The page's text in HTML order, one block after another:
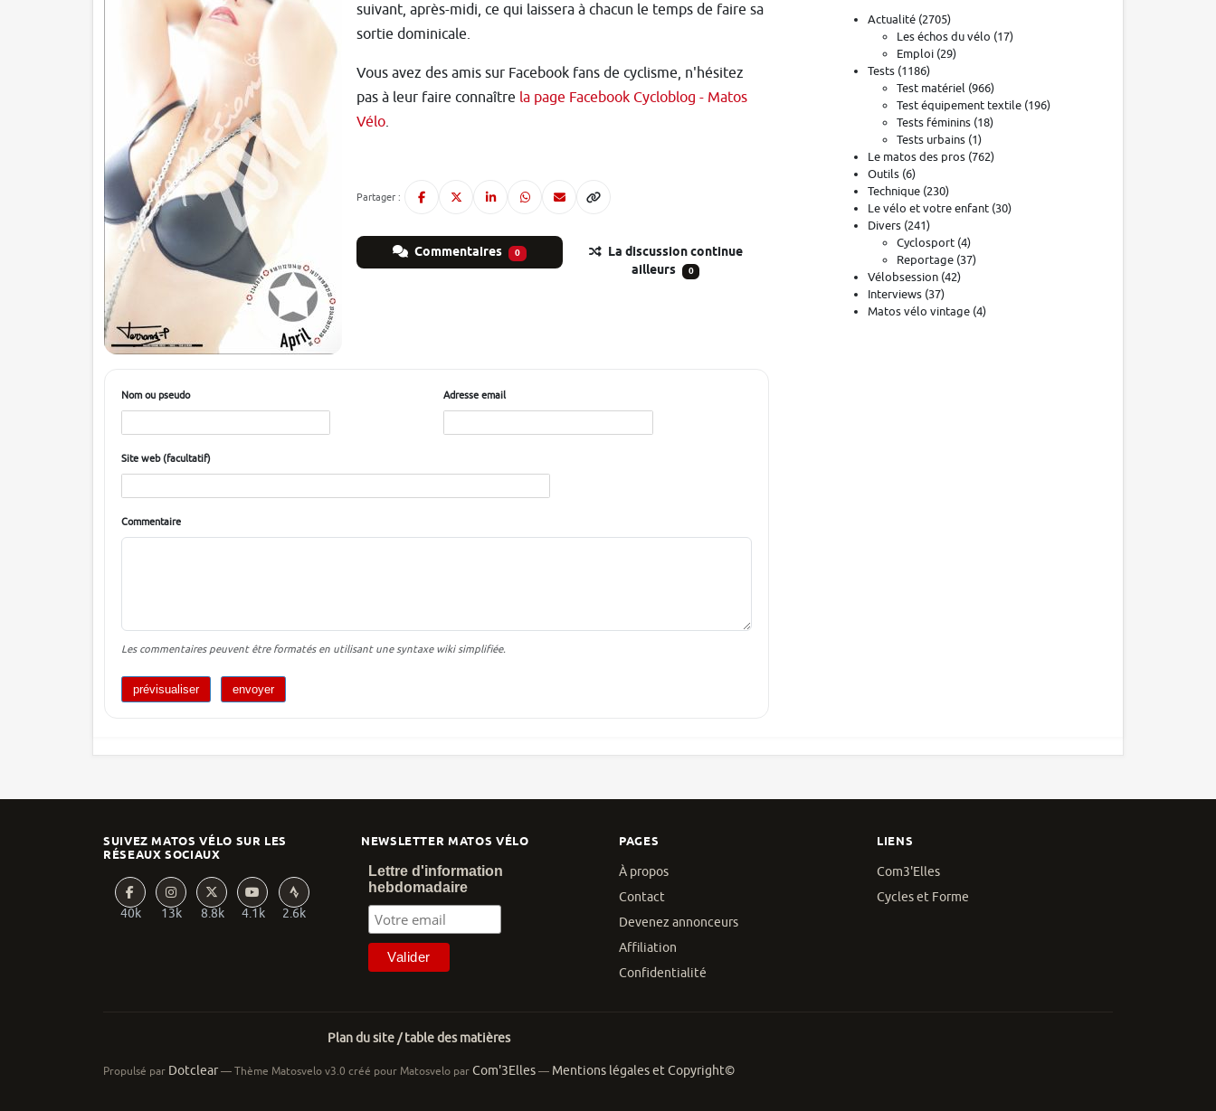
suivant, après-midi, ce qui laissera à chacun le temps de faire sa
sortie dominicale.
Vous avez des amis sur Facebook fans de cyclisme, n'hésitez
pas à leur faire connaître la page Facebook Cycloblog - Matos
Vélo.
Partager :
Commentaires 0
La discussion continue
ailleurs
0
Nom ou pseudo Adresse email
Site web (facultatif)
Commentaire
Les commentaires peuvent être formatés en utilisant une syntaxe wiki simplifiée.
Actualité (2705)
Les échos du vélo (17)
Emploi (29)
Tests (1186)
Test matériel (966)
Test équipement textile (196)
Tests féminins (18)
Tests urbains (1)
Le matos des pros (762)
Outils (6)
Technique (230)
Le vélo et votre enfant (30)
Divers (241)
Cyclosport (4)
Reportage (37)
Vélobsession (42)
Interviews (37)
Matos vélo vintage (4)
PAGES
À propos
Contact
Devenez annonceurs
Affiliation
Confidentialité
NEWSLETTER MATOS VÉLO
Lettre d'information
hebdomadaire
SUIVEZ MATOS VÉLO SUR LES
RÉSEAUX SOCIAUX
40k 13k 8.8k 4.1k 2.6k
LIENS
Com3'Elles
Cycles et Forme
Plan du site / table des matières
Propulsé par Dotclear— Thème Matosvelo v3.0 créé pour Matosvelo parCom'3Elles— Mentions légales et Copyright©